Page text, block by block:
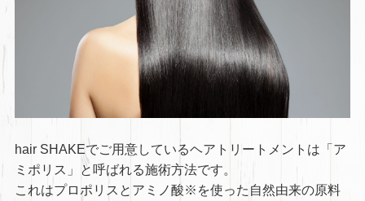
hair SHAKEでご用意しているヘアトリートメントは「ア
ミポリス」と呼ばれる施術方法です。
これはプロポリスとアミノ酸※を使った自然由来の原料